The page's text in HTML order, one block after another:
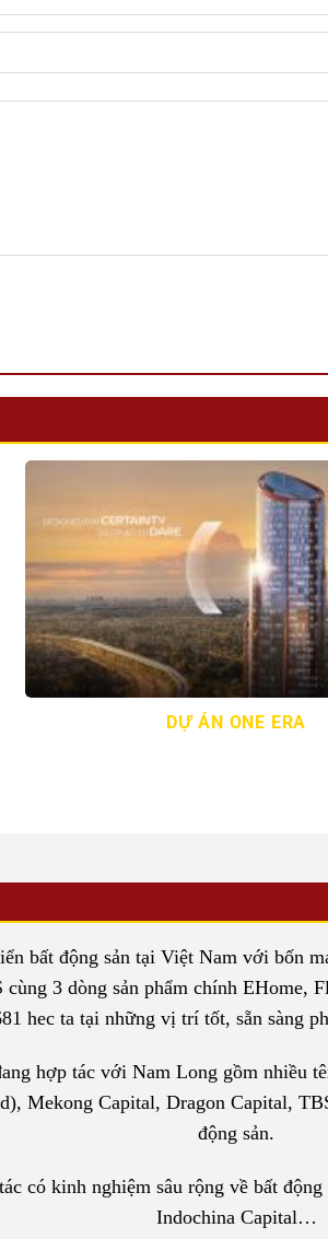
DỰ ÁN ONE ERA
bất động sản tại Việt Nam với bốn
3 dòng sản phẩm chính EHome,
hec ta tại những vị trí tốt, sẵn sàng
hợp tác với Nam Long gồm
Mekong Capital, Dragon Capital,
động sản.
có kinh nghiệm sâu rộng về bất
Indochina Capital…